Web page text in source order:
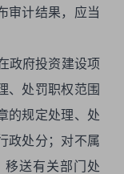
审计结果，应当
政府投资建设项
、处罚职权范围
的规定处理、处
政处分；对不属
移送有关部门处